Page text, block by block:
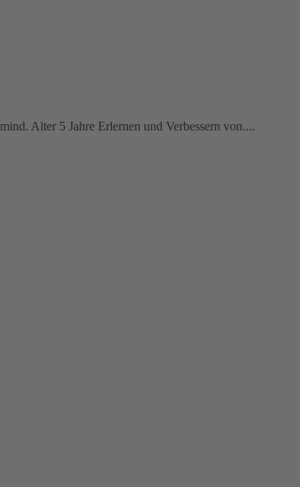
mind. Alter 5 Jahre Erlernen und Verbessern von....